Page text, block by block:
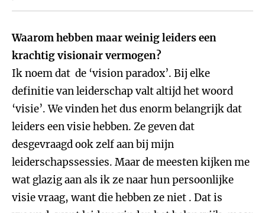
Waarom hebben maar weinig leiders een
krachtig visionair vermogen?
Ik noem dat de ‘vision paradox’. Bij elke
definitie van leiderschap valt altijd het woord
‘visie’. We vinden het dus enorm belangrijk dat
leiders een visie hebben. Ze geven dat
desgevraagd ook zelf aan bij mijn
leiderschapssessies. Maar de meesten kijken me
wat glazig aan als ik ze naar hun persoonlijke
visie vraag, want die hebben ze niet . Dat is